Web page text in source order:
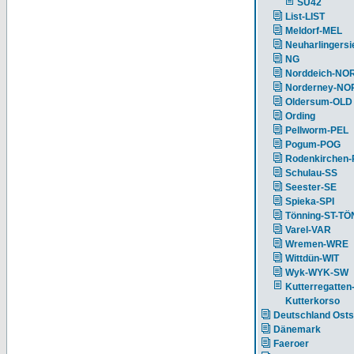
SU42
List-LIST
Meldorf-MEL
NG
Norddeich-
Norderney-
Oldersum-OLD
Ording
Pellworm-PEL
Pogum-POG
Rodenkirchen-
Schulau-SS
Seester-SE
Spieka-SPI
Tönning-ST-
Varel-VAR
Wremen-WRE
Wittdün-WIT
Wyk-WYK-SW
Kutterregatten-
Kutterkorso
Deutschland
Dänemark
Faeroer